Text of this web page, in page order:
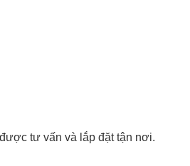
tư vấn và lắp đặt tận nơi.